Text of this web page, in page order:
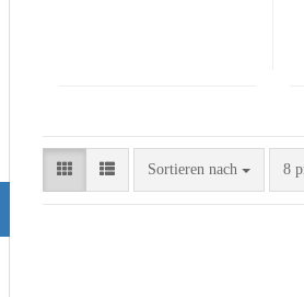
Sortieren nach
Sortieren nach 8